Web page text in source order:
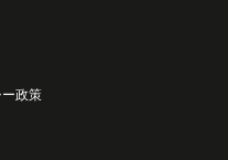
Ds212cディスク棚
政策